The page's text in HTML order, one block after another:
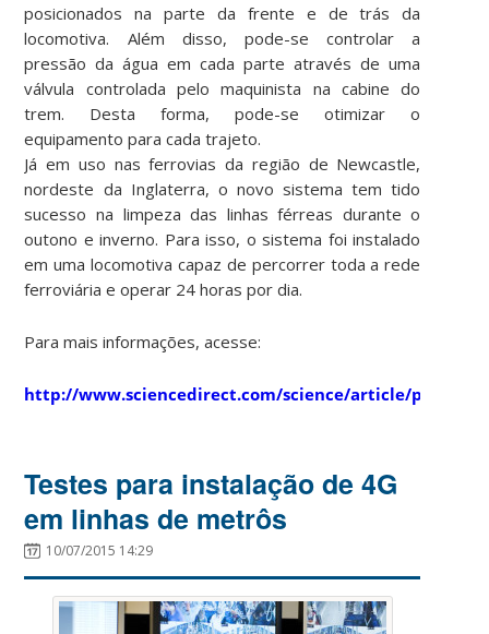
posicionados na parte da frente e de trás da
locomotiva. Além disso, pode-se controlar a
pressão da água em cada parte através de uma
válvula controlada pelo maquinista na cabine do
trem. Desta forma, pode-se otimizar o
equipamento para cada trajeto.
Já em uso nas ferrovias da região de Newcastle,
nordeste da Inglaterra, o novo sistema tem tido
sucesso na limpeza das linhas férreas durante o
outono e inverno. Para isso, o sistema foi instalado
em uma locomotiva capaz de percorrer toda a rede
ferroviária e operar 24 horas por dia.
Para mais informações, acesse:
http://www.sciencedirect.com/science/article/pii/
Testes para instalação de 4G
em linhas de metrôs
10/07/2015 14:29